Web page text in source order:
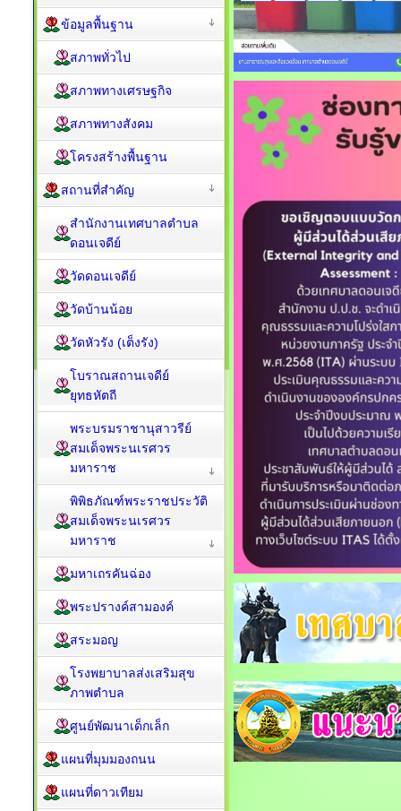
ข้อมูลพื้นฐาน
สภาพทั่วไป
สภาพทางเศรษฐกิจ
สภาพทางสังคม
โครงสร้างพื้นฐาน
สถานที่สำคัญ
สำนักงานเทศบาลตำบล
ดอนเจดีย์
วัดดอนเจดีย์
วัดบ้านน้อย
วัดหัวรัง (เต็งรัง)
โบราณสถานเจดีย์
ยุทธหัตถี
พระบรมราชานุสาวรีย์
สมเด็จพระนเรศวร
มหาราช
พิพิธภัณฑ์พระราชประวัติ
สมเด็จพระนเรศวร
มหาราช
มหาเถรคันฉ่อง
พระปรางค์สามองค์
สระมอญ
โรงพยาบาลส่งเสริมสุข
ภาพตำบล
ศูนย์พัฒนาเด็กเล็ก
แผนที่มุมมองถนน
แผนที่ดาวเทียม